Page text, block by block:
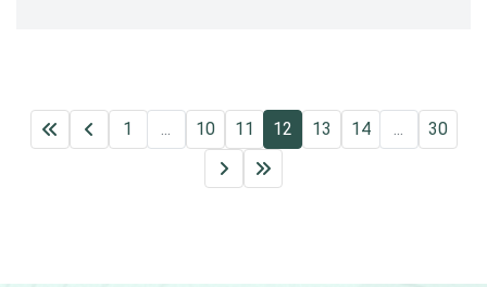
1 ... 10 11 12 13 14 ... 30